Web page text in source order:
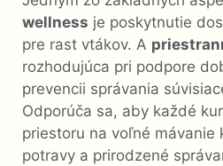
wellness je poskytnutie
pre rast vtákov. A
rozhodujúca pri podpore
prevencii správania
Odporúča sa, aby každé
priestoru na voľné mávanie
potravy a prirodzené